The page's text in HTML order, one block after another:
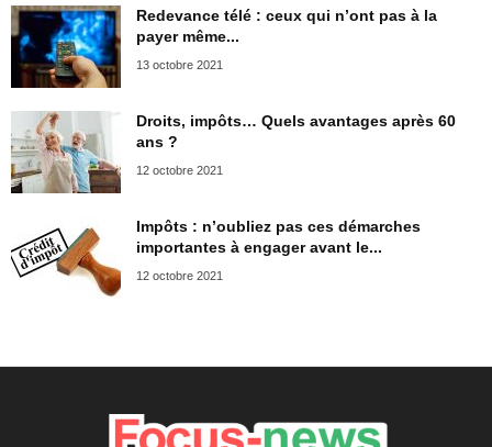
Redevance télé : ceux qui n’ont pas à la
payer même...
13 octobre 2021
Droits, impôts… Quels avantages après 60
ans ?
12 octobre 2021
Impôts : n’oubliez pas ces démarches
importantes à engager avant le...
12 octobre 2021